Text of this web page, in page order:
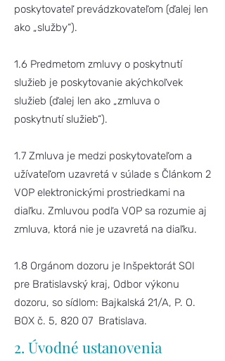
poskytovateľ prevádzkovateľom (ďalej len
ako „služby“).
1.6 Predmetom zmluvy o poskytnutí
služieb je poskytovanie akýchkoľvek
služieb (ďalej len ako „zmluva o
poskytnutí služieb“).
1.7 Zmluva je medzi poskytovateľom a
užívateľom uzavretá v súlade s Článkom 2
VOP elektronickými prostriedkami na
diaľku. Zmluvou podľa VOP sa rozumie aj
zmluva, ktorá nie je uzavretá na diaľku.
1.8 Orgánom dozoru je Inšpektorát SOI
pre Bratislavský kraj, Odbor výkonu
dozoru, so sídlom: Bajkalská 21/A, P. O.
BOX č. 5, 820 07 Bratislava.
2. Úvodné ustanovenia